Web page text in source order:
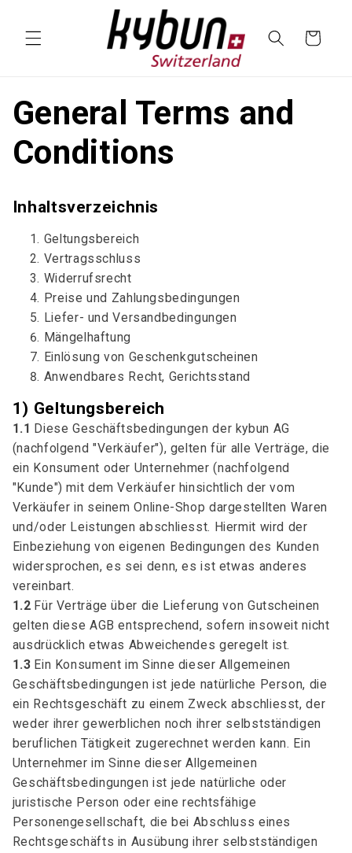
Cart
General Terms and
Conditions
Inhaltsverzeichnis
Geltungsbereich
Vertragsschluss
Widerrufsrecht
Preise und Zahlungsbedingungen
Liefer- und Versandbedingungen
Mängelhaftung
Einlösung von Geschenkgutscheinen
Anwendbares Recht, Gerichtsstand
1) Geltungsbereich
1.1 Diese Geschäftsbedingungen der kybun AG
(nachfolgend "Verkäufer"), gelten für alle Verträge, die
ein Konsument oder Unternehmer (nachfolgend
"Kunde") mit dem Verkäufer hinsichtlich der vom
Verkäufer in seinem Online-Shop dargestellten Waren
und/oder Leistungen abschliesst. Hiermit wird der
Einbeziehung von eigenen Bedingungen des Kunden
widersprochen, es sei denn, es ist etwas anderes
vereinbart.
1.2 Für Verträge über die Lieferung von Gutscheinen
gelten diese AGB entsprechend, sofern insoweit nicht
ausdrücklich etwas Abweichendes geregelt ist.
1.3 Ein Konsument im Sinne dieser Allgemeinen
Geschäftsbedingungen ist jede natürliche Person, die
ein Rechtsgeschäft zu einem Zweck abschliesst, der
weder ihrer gewerblichen noch ihrer selbstständigen
beruflichen Tätigkeit zugerechnet werden kann. Ein
Unternehmer im Sinne dieser Allgemeinen
Geschäftsbedingungen ist jede natürliche oder
juristische Person oder eine rechtsfähige
Personengesellschaft, die bei Abschluss eines
Rechtsgeschäfts in Ausübung ihrer selbstständigen